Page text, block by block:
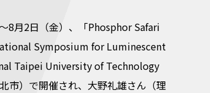
8月2日（金）、「Phosphor Safari
Symposium for Luminescent
Taipei University of Technology
市）で開催され、大野礼雄さん（理